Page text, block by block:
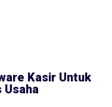
Kasir Untuk
Usaha